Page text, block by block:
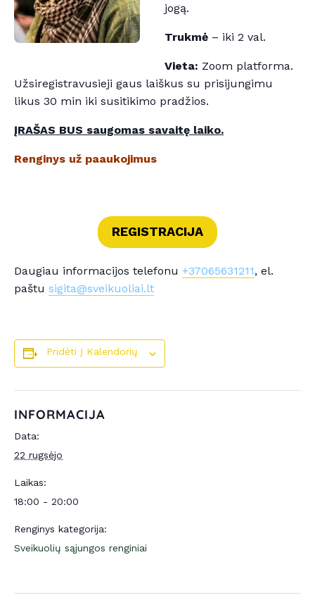
jogą.
Trukmė – iki 2 val.
Vieta: Zoom platforma.
Užsiregistravusieji gaus laiškus su prisijungimu
likus 30 min iki susitikimo pradžios.
ĮRAŠAS BUS saugomas savaitę laiko.
Renginys už paaukojimus
REGISTRACIJA
Daugiau informacijos telefonu +37065631211, el.
paštu sigita@sveikuoliai.lt
Pridėti Į Kalendorių
INFORMACIJA
Data:
22 rugsėjo
Laikas:
18:00 - 20:00
Renginys kategorija:
Sveikuolių sąjungos renginiai